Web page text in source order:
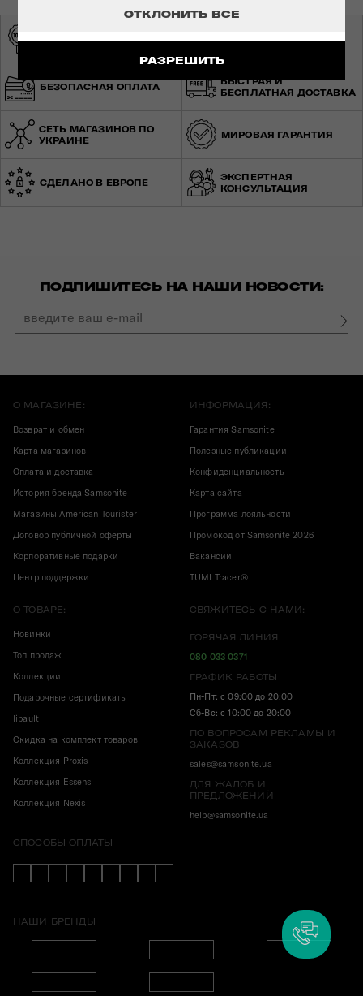
РАЗРЕШИТЬ
ОТКЛОНИТЬ ВСЕ
БЕЗОПАСНАЯ ОПЛАТА
БЫСТРАЯ И
БЕСПЛАТНАЯ ДОСТАВКА
СЕТЬ МАГАЗИНОВ ПО
УКРАИНЕ
МИРОВАЯ ГАРАНТИЯ
СДЕЛАНО В ЕВРОПЕ
ЭКСПЕРТНАЯ
КОНСУЛЬТАЦИЯ
ПОДПИШИТЕСЬ НА НАШИ НОВОСТИ:
О МАГАЗИНЕ:
Возврат и обмен
Карта магазинов
Оплата и доставка
История бренда Samsonite
Магазины American Tourister
Договор публичной оферты
Корпоративные подарки
Центр поддержки
ИНФОРМАЦИЯ:
Гарантия Samsonite
Полезные публикации
Конфиденциальность
Карта сайта
Программа лояльности
Промокод от Samsonite 2026
Вакансии
TUMI Tracer®
О ТОВАРЕ:
Новинки
Топ продаж
Коллекции
Подарочные сертификаты
lipault
Скидка на комплект товаров
Коллекция Proxis
Коллекция Essens
Коллекция Nexis
СВЯЖИТЕСЬ С НАМИ:
ГОРЯЧАЯ ЛИНИЯ
080 033 0371
ГРАФИК РАБОТЫ
Пн-Пт: с 09:00 до 20:00
Сб-Вс: с 10:00 до 20:00
ПО ВОПРОСАМ РЕКЛАМЫ И
ЗАКАЗОВ
sales@samsonite.ua
ДЛЯ ЖАЛОБ И
ПРЕДЛОЖЕНИЙ
help@samsonite.ua
СПОСОБЫ ОПЛАТЫ
НАШИ БРЕНДЫ